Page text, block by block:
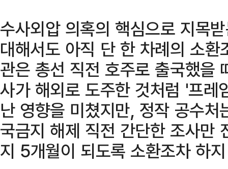
수사외압 의혹의 핵심으로 지목
대해서도 아직 단 한 차례의 소
관은 총선 직전 호주로 출국했을
사가 해외로 도주한 것처럼 '프레
난 영향을 미쳤지만, 정작 공수
국금지 해제 직전 간단한 조사만
지 5개월이 되도록 소환조차 하